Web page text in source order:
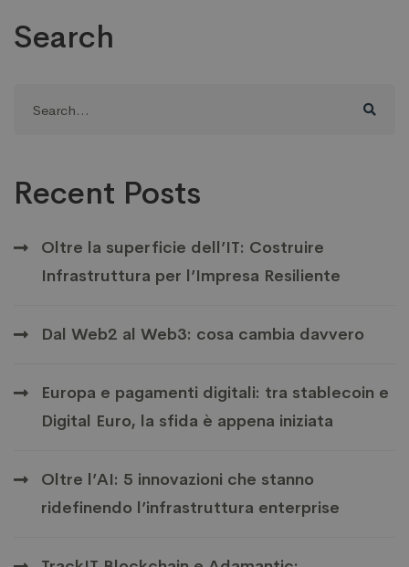
Search
for:
Recent Posts
Oltre la superficie dell’IT: Costruire
Infrastruttura per l’Impresa Resiliente
Dal Web2 al Web3: cosa cambia davvero
Europa e pagamenti digitali: tra stablecoin e
Digital Euro, la sfida è appena iniziata
Oltre l’AI: 5 innovazioni che stanno
ridefinendo l’infrastruttura enterprise